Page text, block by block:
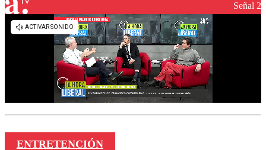
Señal 2
ENTRETENCIÓN